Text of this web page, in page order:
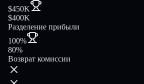
$450K
$400K
Разделение прибыли
100%
80%
Возврат комиссии